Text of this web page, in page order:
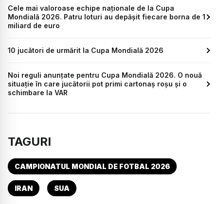
Cele mai valoroase echipe naționale de la Cupa
Mondială 2026. Patru loturi au depășit fiecare borna de 1
miliard de euro
10 jucători de urmărit la Cupa Mondială 2026
Noi reguli anunțate pentru Cupa Mondială 2026. O nouă
situație în care jucătorii pot primi cartonaș roșu și o
schimbare la VAR
TAGURI
CAMPIONATUL MONDIAL DE FOTBAL 2026
IRAN SUA